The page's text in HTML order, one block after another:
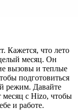
Кажется, что лето
месяц. Он
вызовы и теплые
подготовиться
режим. Давайте
месяц с Hizo, чтобы
и работе.